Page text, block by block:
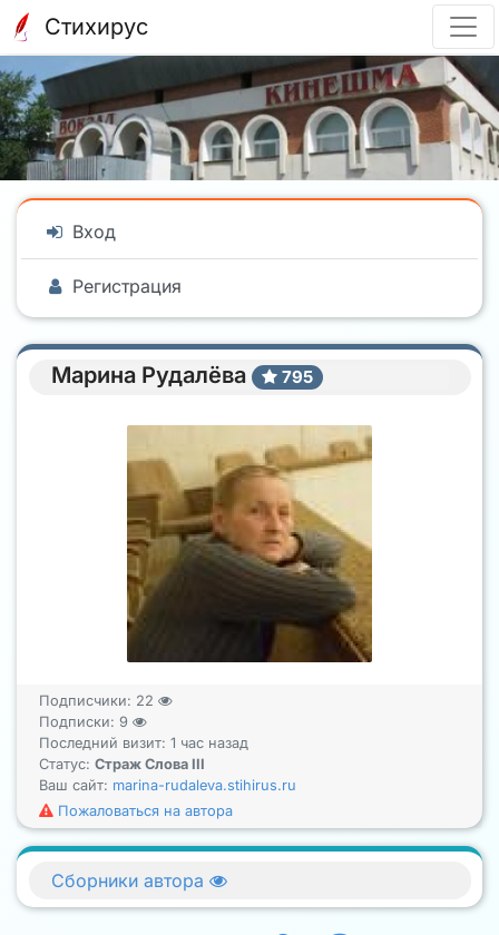
Стихирус
Вход
Регистрация
Марина Рудалёва 795
Подписчики: 22
Подписки: 9
Последний визит: 1 час назад
Статус: Страж Слова III
Ваш сайт: marina-rudaleva.stihirus.ru
Пожаловаться на автора
Сборники автора